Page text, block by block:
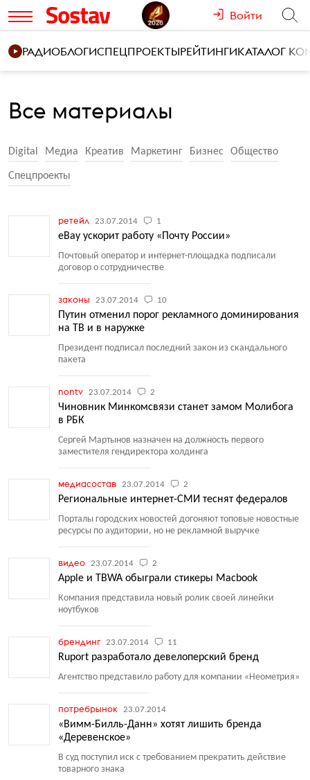
Войти
РАДИОБЛОГИСПЕЦПРОЕКТЫРЕЙТИНГИКАТАЛОГ
Все материалы
Digital Медиа Креатив Маркетинг Бизнес Общество
Спецпроекты
ретейл 23.07.2014 1
eBay ускорит работу «Почту России»
Почтовый оператор и интернет-площадка подписали
договор о сотрудничестве
законы 23.07.2014 10
Путин отменил порог рекламного доминирования
на ТВ и в наружке
Президент подписал последний закон из скандального
пакета
nontv 23.07.2014 2
Чиновник Минкомсвязи станет замом Молибога
в РБК
Сергей Мартынов назначен на должность первого
заместителя гендиректора холдинга
медиасостав 23.07.2014 2
Региональные интернет-СМИ теснят федералов
Порталы городских новостей догоняют топовые новостные
ресурсы по аудитории, но не рекламной выручке
видео 23.07.2014 2
Apple и TBWA обыграли стикеры Macbook
Компания представила новый ролик своей линейки
ноутбуков
брендинг 23.07.2014 11
Ruport разработало девелоперский бренд
Агентство представило работу для компании « Неометрия»
потребрынок 23.07.2014
«Вимм-Билль-Данн» хотят лишить бренда
«Деревенское»
В суд поступил иск с требованием прекратить действие
товарного знака